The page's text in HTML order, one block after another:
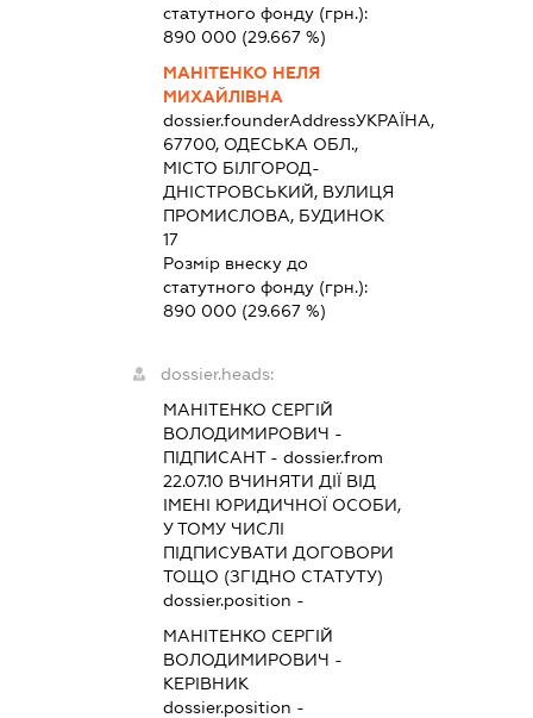
статутного фонду (грн.):
890 000 (29.667 %)
МАНІТЕНКО НЕЛЯ
МИХАЙЛІВНА
dossier.founderAddressУКРАЇНА,
67700, ОДЕСЬКА ОБЛ.,
МІСТО БІЛГОРОД-
ДНІСТРОВСЬКИЙ, ВУЛИЦЯ
ПРОМИСЛОВА, БУДИНОК
17
Розмір внеску до
статутного фонду (грн.):
890 000 (29.667 %)
dossier.heads:
МАНІТЕНКО СЕРГІЙ
ВОЛОДИМИРОВИЧ -
ПІДПИСАНТ- dossier.from
22.07.10 ВЧИНЯТИ ДІЇ ВІД
ІМЕНІ ЮРИДИЧНОЇ ОСОБИ,
У ТОМУ ЧИСЛІ
ПІДПИСУВАТИ ДОГОВОРИ
ТОЩО (ЗГІДНО СТАТУТУ)
dossier.position -
МАНІТЕНКО СЕРГІЙ
ВОЛОДИМИРОВИЧ -
КЕРІВНИК
dossier.position -